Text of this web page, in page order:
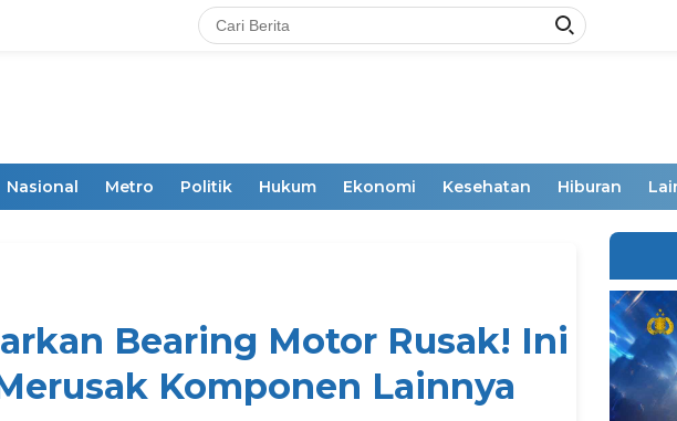
Nasional Metro Politik Hukum Ekonomi Kesehatan Hiburan
Bearing Motor Rusak! Ini
Komponen Lainnya